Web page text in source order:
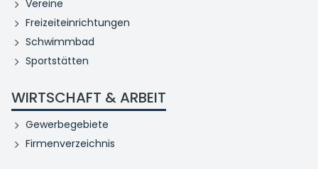
Vereine
Freizeiteinrichtungen
Schwimmbad
Sportstätten
WIRTSCHAFT & ARBEIT
Gewerbegebiete
Firmenverzeichnis